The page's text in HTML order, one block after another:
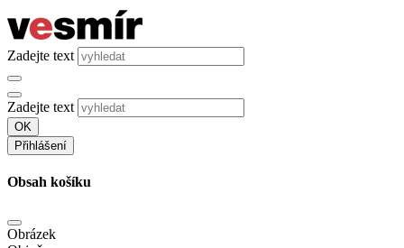
Zadejte text
Zadejte text
OK
Přihlášení
Obsah košíku
Obrázek